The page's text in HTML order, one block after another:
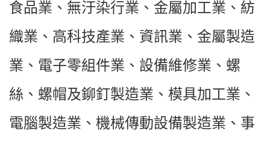
食品業、無汙染行業、金屬加工業、紡
織業、高科技產業、資訊業、金屬製造
業、電子零組件業、設備維修業、螺
絲、螺帽及鉚釘製造業、模具加工業、
電腦製造業、機械傳動設備製造業、事